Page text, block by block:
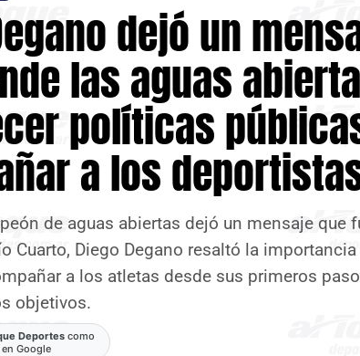
dejó un
las aguas
políticas
a los
de aguas abiertas dejó un mensaje que
Cuarto, Diego Degano resaltó la
a los atletas desde sus primeros
objetivos.
Deportes como
Google